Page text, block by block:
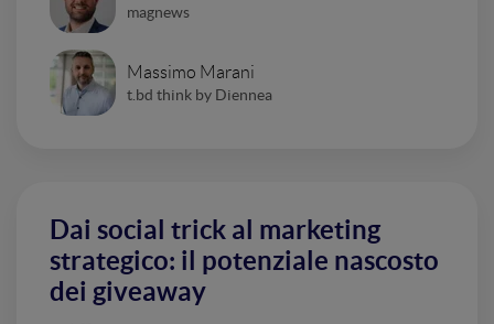
magnews
Massimo Marani
t.bd think by Diennea
Dai social trick al marketing
strategico: il potenziale nascosto
dei giveaway